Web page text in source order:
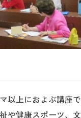
以上におよぶ講座で
や健康スポーツ、文